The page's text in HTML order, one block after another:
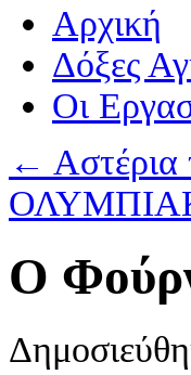
Αρχική
Δόξες
Οι
←
Ο